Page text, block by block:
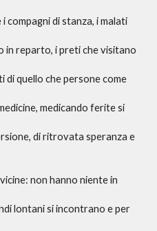
compagni di stanza, i malati
in reparto, i preti che visitano
quello che persone come
medicando ferite si
di ritrovata speranza e
non hanno niente in
lontani si incontrano e per